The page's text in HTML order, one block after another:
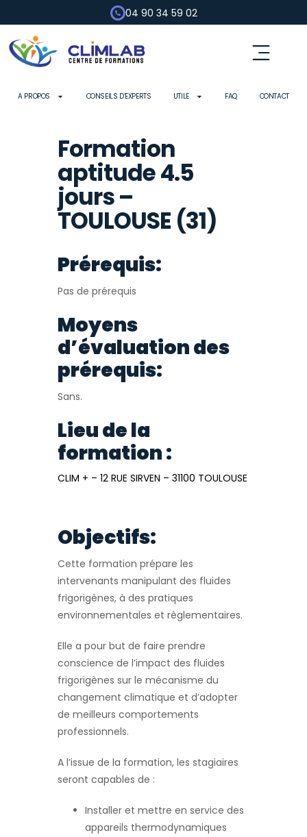
04 90 34 59 02
A PROPOS CONSEILS D’EXPERTS UTILE FAQ CONTACT
Formation
aptitude 4.5
jours –
TOULOUSE (31)
Prérequis:
Pas de prérequis
Moyens
d’évaluation des
prérequis:
Sans.
Lieu de la
formation :
CLIM + – 12 RUE SIRVEN – 31100 TOULOUSE
Objectifs:
Cette formation prépare les
intervenants manipulant des fluides
frigorigènes, à des pratiques
environnementales et règlementaires.
Elle a pour but de faire prendre
conscience de l’impact des fluides
frigorigènes sur le mécanisme du
changement climatique et d’adopter
de meilleurs comportements
professionnels.
A l’issue de la formation, les stagiaires
seront capables de :
Installer et mettre en service des
appareils thermodynamiques